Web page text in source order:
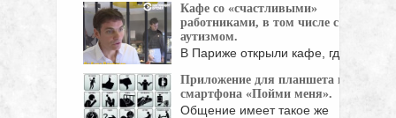
аутизма (The National ...
Кафе со «счастливыми»
работниками, в том числе с
аутизмом.
В Париже открыли кафе, где
Приложение для планшета и
смартфона «Пойми меня».
Общение имеет такое же